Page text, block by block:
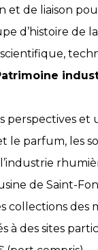
et de liaison
d’histoire de
perspectives et
le parfum, les
de Saint-
collections des
à des sites